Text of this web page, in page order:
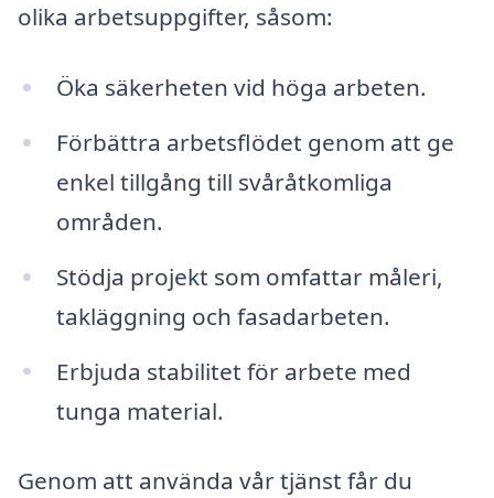
olika arbetsuppgifter, såsom:
Öka säkerheten vid höga arbeten.
Förbättra arbetsflödet genom att ge
enkel tillgång till svåråtkomliga
områden.
Stödja projekt som omfattar måleri,
takläggning och fasadarbeten.
Erbjuda stabilitet för arbete med
tunga material.
Genom att använda vår tjänst får du